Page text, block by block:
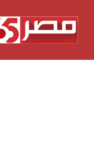
المحتوى